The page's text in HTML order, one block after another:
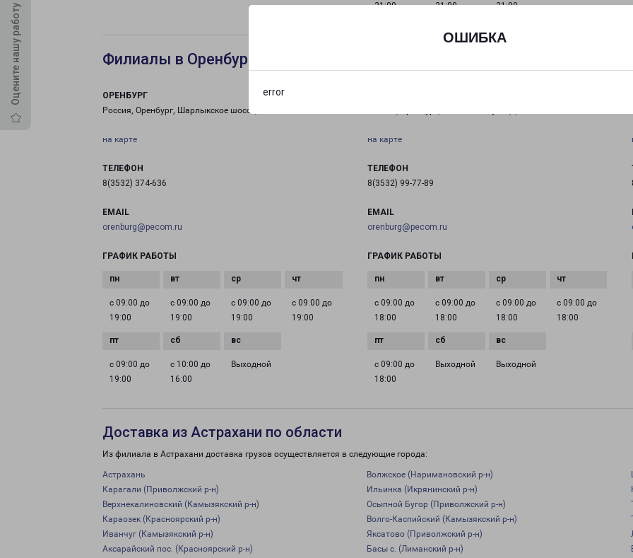
ОШИБКА
error
Оцените нашу работу
21:00
21:00
21:00
Филиалы в Оренбурге
ОРЕНБУРГ
Россия, Оренбург, Шарлыкское шоссе, 12/1
на карте
ТЕЛЕФОН
8(3532) 374-636
EMAIL
orenburg@pecom.ru
ГРАФИК РАБОТЫ
с 09:00 до
19:00
с 09:00 до
19:00
с 09:00 до
19:00
с 09:00 до
19:00
с 09:00 до
19:00
с 10:00 до
16:00
Выходной
на карте
ТЕЛЕФОН
8(3532) 99-77-89
EMAIL
orenburg@pecom.ru
ГРАФИК РАБОТЫ
с 09:00 до
18:00
с 09:00 до
18:00
с 09:00 до
18:00
с 09:00 до
18:00
с 09:00 до
18:00
Выходной Выходной
Доставка из Астрахани по области
Из филиала в Астрахани доставка грузов осуществляется в следующие города:
Астрахань Волжское (Наримановский р-н)
Карагали (Приволжский р-н)
Ильинка (Икрянинский р-н)
Верхнекалиновский (Камызякский р-н)
Осыпной Бугор (Приволжский р-н)
Караозек (Красноярский р-н)
Волго-Каспийский (Камызякский р-н)
Иванчуг (Камызякский р-н)
Яксатово (Приволжский р-н)
Аксарайский пос. (Красноярский р-н)
Басы с. (Лиманский р-н)